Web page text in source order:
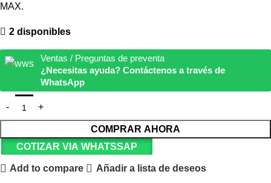
MAX.
2 disponibles
Ventas / Preguntas de preventa
¿Necesitas ayuda? Contáctenos a través de
WhatsApp
COMPRAR AHORA
COTIZAR VIA WHATSSAP
Add to compare Añadir a lista de deseos